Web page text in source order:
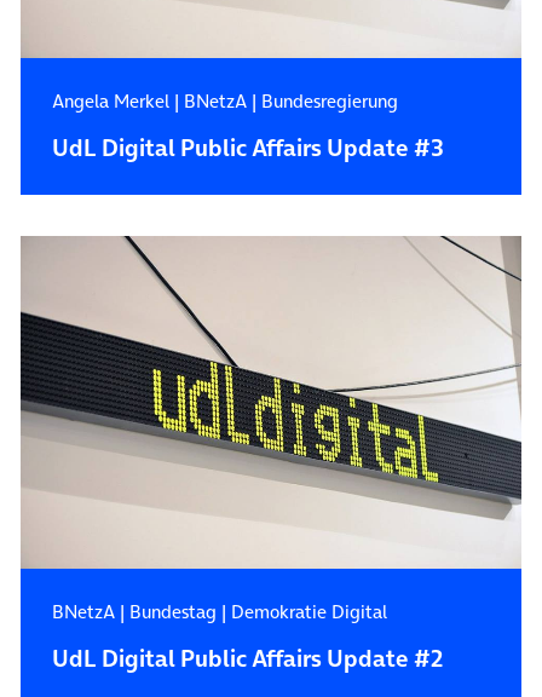
Angela Merkel| BNetzA| Bundesregierung
UdL Digital Public Affairs Update #3
BNetzA| Bundestag | Demokratie Digital
UdL Digital Public Affairs Update #2